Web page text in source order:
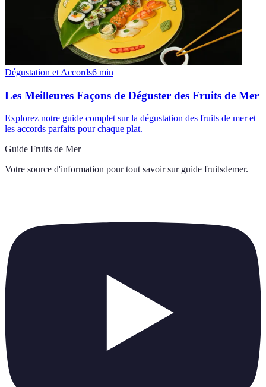
Dégustation et Accords6 min
Les Meilleures Façons de Déguster des Fruits de Mer
Explorez notre guide complet sur la dégustation des fruits de mer et
les accords parfaits pour chaque plat.
Guide Fruits de Mer
Votre source d'information pour tout savoir sur guide fruitsdemer.